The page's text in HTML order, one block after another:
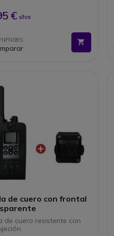
la antigua
€ s/Iva
de cuero con frontal
de cuero resistente con